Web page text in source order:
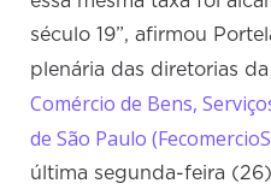
século 19”, afirmou
plenária das diretorias da
Comércio de Bens,
de São Paulo
última segunda-feira